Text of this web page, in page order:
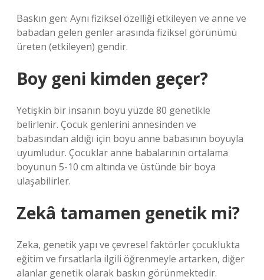
Baskın gen: Aynı fiziksel özelliği etkileyen ve anne ve
babadan gelen genler arasında fiziksel görünümü
üreten (etkileyen) gendir.
Boy geni kimden geçer?
Yetişkin bir insanın boyu yüzde 80 genetikle
belirlenir. Çocuk genlerini annesinden ve
babasından aldığı için boyu anne babasının boyuyla
uyumludur. Çocuklar anne babalarının ortalama
boyunun 5-10 cm altında ve üstünde bir boya
ulaşabilirler.
Zekâ tamamen genetik mi?
Zeka, genetik yapı ve çevresel faktörler çocuklukta
eğitim ve fırsatlarla ilgili öğrenmeyle artarken, diğer
alanlar genetik olarak baskın görünmektedir.